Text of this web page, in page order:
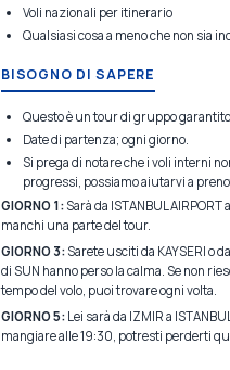
Voli nazionali per itinerario
Qualsiasi cosa a meno che non sia
BISOGNO DI SAPERE
Questo è un tour di gruppo
Date di partenza; ogni giorno.
Si prega di notare che i voli interni
progressi, possiamo aiutarvi a
GIORNO 1: Sarà da ISTANBUL AIRPORT
manchi una parte del tour.
GIORNO 3: Sarete usciti da KAYSERI o
di SUN hanno perso la calma. Se non
tempo del volo, puoi trovare ogni volta.
GIORNO 5: Lei sarà da IZMIR a
mangiare alle 19:30, potresti perderti